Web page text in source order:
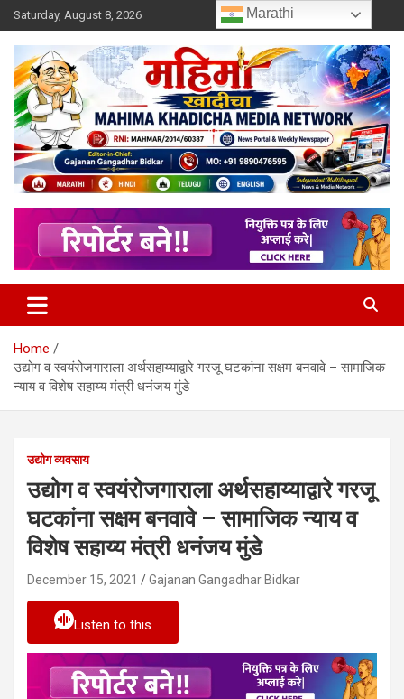
Skip
to
content
Saturday, August 8, 2026
Mahimakhadicha
Home
उद्योग व स्वयंरोजगाराला अर्थसहाय्याद्वारे गरजू घटकांना सक्षम बनवावे – सामाजिक
न्याय व विशेष सहाय्य मंत्री धनंजय मुंडे
उद्योग व्यवसाय
उद्योग व स्वयंरोजगाराला अर्थसहाय्याद्वारे गरजू
घटकांना सक्षम बनवावे – सामाजिक न्याय व
विशेष सहाय्य मंत्री धनंजय मुंडे
December 15, 2021 Gajanan Gangadhar Bidkar
Listen to this
Marathi